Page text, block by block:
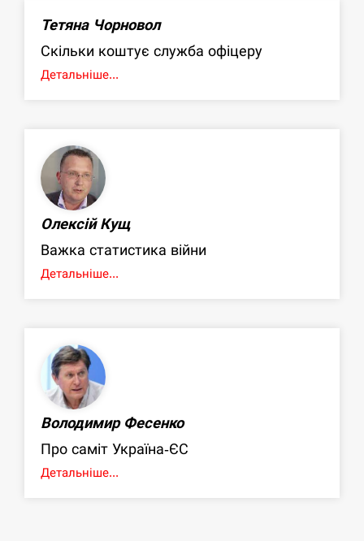
Тетяна Чорновол
Скільки коштує служба офіцеру
Детальніше...
Олексій Кущ
Важка статистика війни
Детальніше...
Володимир Фесенко
Про саміт Україна-ЄС
Детальніше...